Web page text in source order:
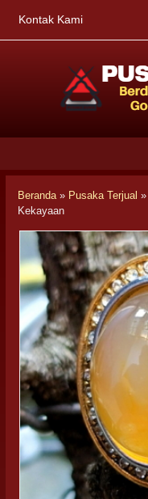
Kontak Kami
Beranda» Pusaka Terjual »
Kekayaan